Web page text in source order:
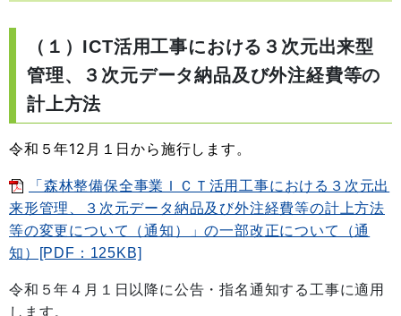
（１）ICT活用工事における３次元出来型
管理、３次元データ納品及び外注経費等の
計上方法
令和５年12月１日から施行します。
「森林整備保全事業ＩＣＴ活用工事における３次元出
来形管理、３次元データ納品及び外注経費等の計上方法
等の変更について（通知）」の一部改正について（通
知）[PDF：125KB]
令和５年４月１日以降に公告・指名通知する工事に適用
します。